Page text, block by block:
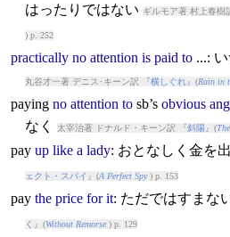
はったりではない ギルモア著 村上春樹
) p. 252
practically no attention is paid to...: い
丸谷才一著 デニス･キーン訳 『横しぐれ』(Rain in
paying no attention tosb’s obvious
なく
太宰治著 ドナルド・キーン訳 『斜陽』(
pay up like a lady: おとなしく金を
ェクト・スパイ 』(A Perfect Spy) p. 153
pay the price for it: ただではすまな
く 』(Without Remorse) p. 129